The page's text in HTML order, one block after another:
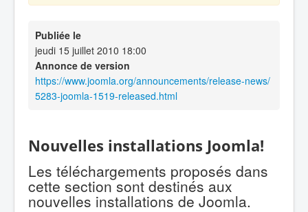
Publiée le
jeudi 15 juillet 2010 18:00
Annonce de version
https://www.joomla.org/announcements/release-news/
5283-joomla-1519-released.html
Nouvelles installations Joomla!
Les téléchargements proposés dans
cette section sont destinés aux
nouvelles installations de Joomla.